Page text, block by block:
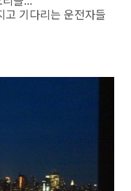
고 기다리는 운전자들